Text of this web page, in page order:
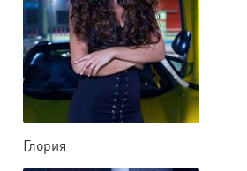
Глория